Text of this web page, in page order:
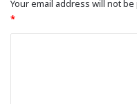
Your email address will not
*